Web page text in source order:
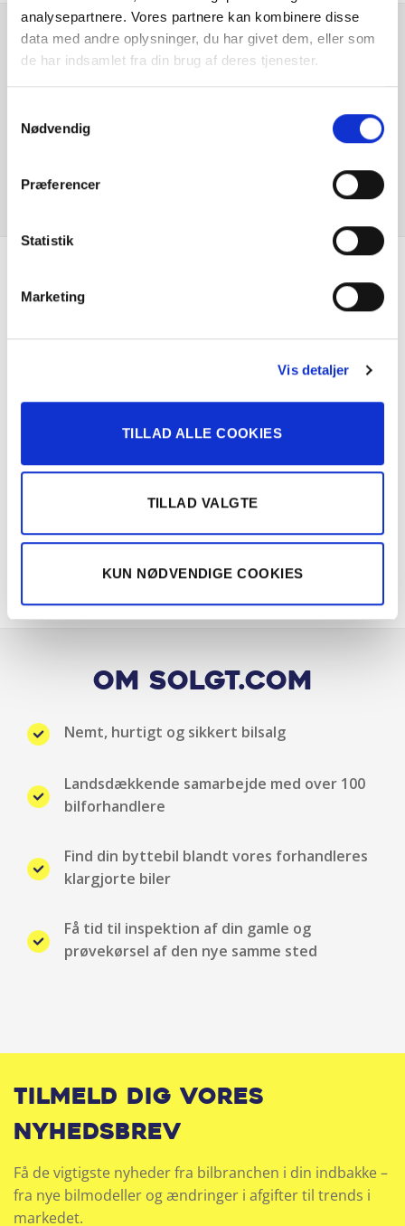
analysepartnere. Vores partnere kan kombinere disse
data med andre oplysninger, du har givet dem, eller som
de har indsamlet fra din brug af deres tjenester.
Nødvendig
Præferencer
Statistik
Marketing
Vis detaljer
TILLAD ALLE COOKIES
TILLAD VALGTE
KUN NØDVENDIGE COOKIES
Kopholder
Kørecomputer
Parkeringssensor bag
Startspærre
Udvendig temperaturmåler
Er du interesseret i
denne bil?
Om Solgt.com
Nemt, hurtigt og sikkert bilsalg
Landsdækkende samarbejde med over 100
bilforhandlere
Find din byttebil blandt vores forhandleres
klargjorte biler
Få tid til inspektion af din gamle og
prøvekørsel af den nye samme sted
Tilmeld dig vores
nyhedsbrev
Få de vigtigste nyheder fra bilbranchen i din indbakke –
fra nye bilmodeller og ændringer i afgifter til trends i
markedet.